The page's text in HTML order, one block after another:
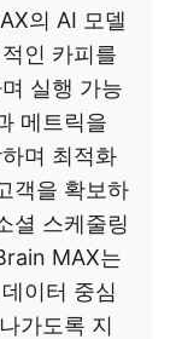
의 AI 모델
인 카피를
실행 가능
메트릭을
며 최적화
객을 확보하
셜 스케줄링
MAX는
이터 중심
가도록 지